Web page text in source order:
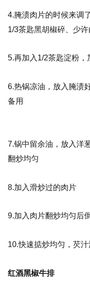
4.腌渍肉片的时候来调
1/3茶匙黑胡椒碎、少许
5.再加入1/2茶匙淀粉，
6.热锅凉油，放入腌渍
备用
7.锅中留余油，放入洋
翻炒均匀
8.加入滑炒过的肉片
9.加入肉片翻炒均匀后
10.快速掂炒均匀，芡
红酒黑椒牛排